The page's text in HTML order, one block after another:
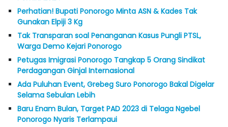
Perhatian! Bupati Ponorogo Minta ASN & Kades Tak
Gunakan Elpiji 3 Kg
Tak Transparan soal Penanganan Kasus Pungli PTSL,
Warga Demo Kejari Ponorogo
Petugas Imigrasi Ponorogo Tangkap 5 Orang Sindikat
Perdagangan Ginjal Internasional
Ada Puluhan Event, Grebeg Suro Ponorogo Bakal Digelar
Selama Sebulan Lebih
Baru Enam Bulan, Target PAD 2023 di Telaga Ngebel
Ponorogo Nyaris Terlampaui